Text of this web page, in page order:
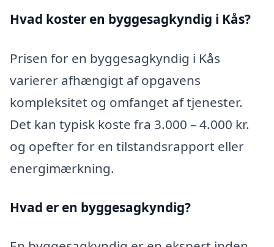
Hvad koster en byggesagkyndig i Kås?
Prisen for en byggesagkyndig i Kås
varierer afhængigt af opgavens
kompleksitet og omfanget af tjenester.
Det kan typisk koste fra 3.000 – 4.000 kr.
og opefter for en tilstandsrapport eller
energimærkning.
Hvad er en byggesagkyndig?